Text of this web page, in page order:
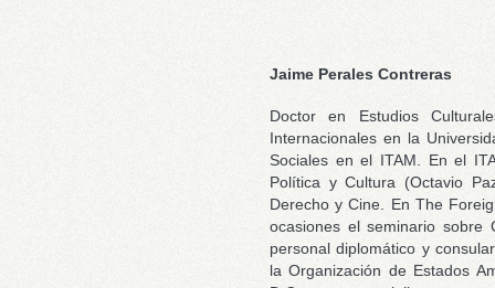
Jaime Perales Contreras
Doctor en Estudios
Internacionales en la
Sociales en el ITAM. En el
Política y Cultura (Octavio
Derecho y Cine. En The
ocasiones el seminario sobre
personal diplomático y
la Organización de Estados